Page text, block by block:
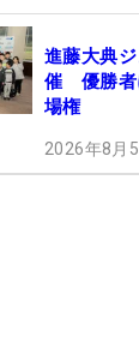
進藤大典
催 優勝者
場権
2026年8月